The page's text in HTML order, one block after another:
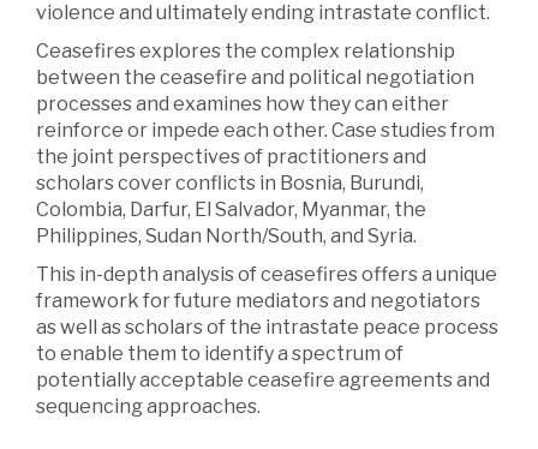
violence and ultimately ending intrastate conflict.
Ceasefires explores the complex relationship
between the ceasefire and political negotiation
processes and examines how they can either
reinforce or impede each other. Case studies from
the joint perspectives of practitioners and
scholars cover conflicts in Bosnia, Burundi,
Colombia, Darfur, El Salvador, Myanmar, the
Philippines, Sudan North/South, and Syria.
This in-depth analysis of ceasefires offers a unique
framework for future mediators and negotiators
as well as scholars of the intrastate peace process
to enable them to identify a spectrum of
potentially acceptable ceasefire agreements and
sequencing approaches.